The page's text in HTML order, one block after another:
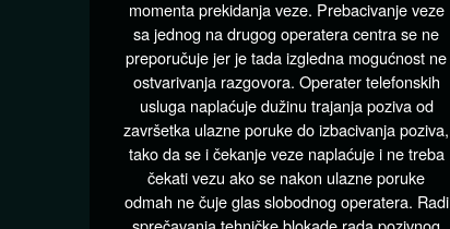
momenta prekidanja veze. Prebacivanje veze
sa jednog na drugog operatera centra se ne
preporučuje jer je tada izgledna mogućnost ne
ostvarivanja razgovora. Operater telefonskih
usluga naplaćuje dužinu trajanja poziva od
završetka ulazne poruke do izbacivanja poziva,
tako da se i čekanje veze naplaćuje i ne treba
čekati vezu ako se nakon ulazne poruke
odmah ne čuje glas slobodnog operatera. Radi